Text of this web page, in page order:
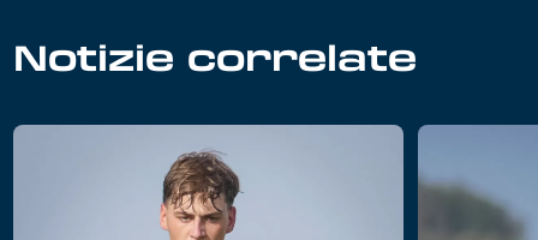
Notizie correlate